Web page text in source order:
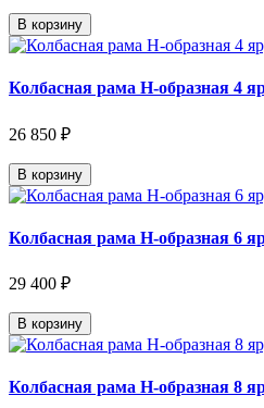
В корзину
Колбасная рама Н-образная 4
26 850 ₽
В корзину
Колбасная рама Н-образная 6
29 400 ₽
В корзину
Колбасная рама Н-образная 8